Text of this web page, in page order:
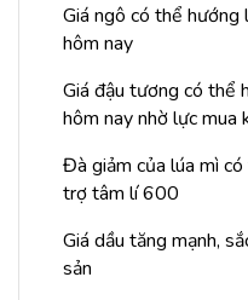
Giá ngô có thể
hôm nay
Giá đậu tương có thể
hôm nay nhờ lực mua
Đà giảm của lúa mì
trợ tâm lí 600
Giá dầu tăng mạnh,
sản